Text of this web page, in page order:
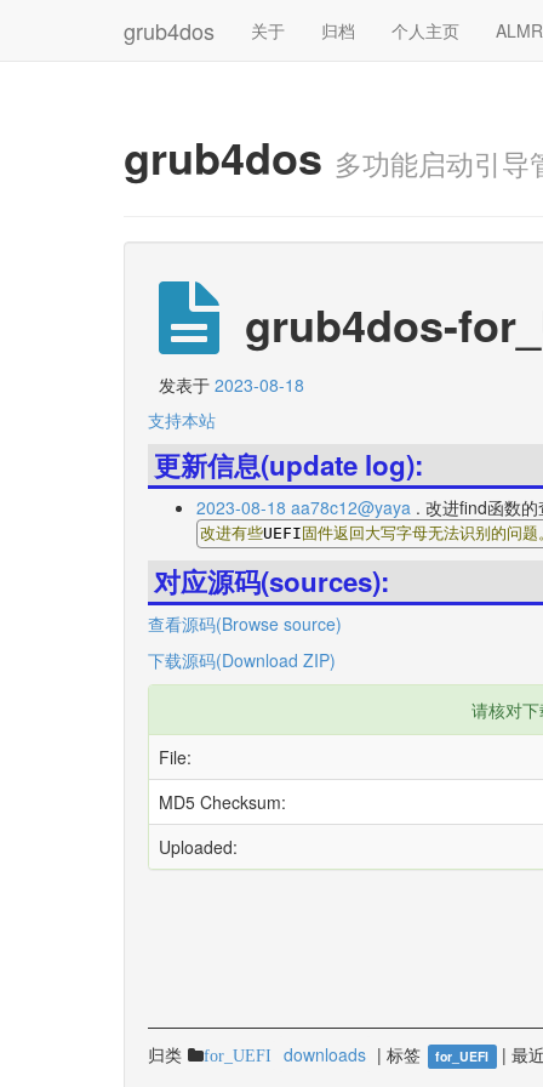
grub4dos 关于 归档 个人主页
grub4dos 多功能启动引导
grub4dos-
发表于 2023-08-18
支持本站
更新信息(update log):
2023-08-18 aa78c12@yaya . 改进find函数
改进有些UEFI 固件返回大写字母无法识别的问题
对应源码(sources):
查看源码(Browse source)
下载源码(Download ZIP)
请核对
File:
MD5 Checksum:
Uploaded:
归类 for_UEFI downloads | 标签 for_UEFI | 最